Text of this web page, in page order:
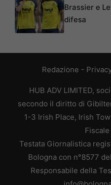
Brassier e
difesa
Redazione -
HUB ADV LIMITED,
secondo il diritto di
1-3 Irish Place, Irish
Fiscale
Testata Giornalistica
Bologna con n°8577
Responsabile della